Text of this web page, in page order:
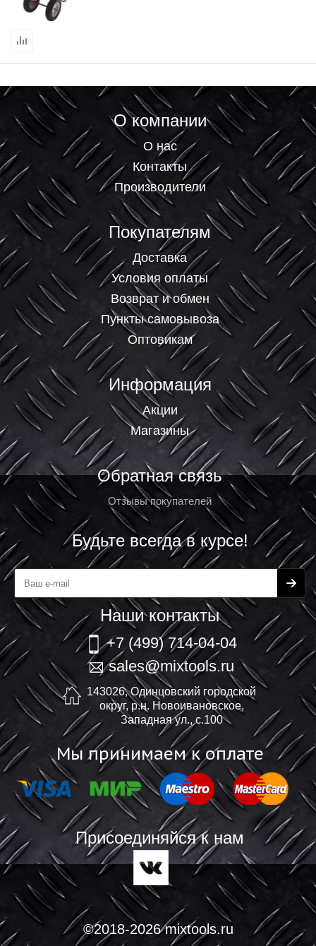
О компании
О нас
Контакты
Производители
Покупателям
Доставка
Условия оплаты
Возврат и обмен
Пункты самовывоза
Оптовикам
Информация
Акции
Магазины
Обратная связь
Отзывы покупателей
Будьте всегда в курсе!
Наши контакты
+7 (499) 714-04-04
sales@mixtools.ru
143026, Одинцовский городской
округ, р.н. Новоивановское,
Западная ул., с.100
Мы принимаем к оплате
Присоединяйся к нам
©2018-2026 mixtools.ru